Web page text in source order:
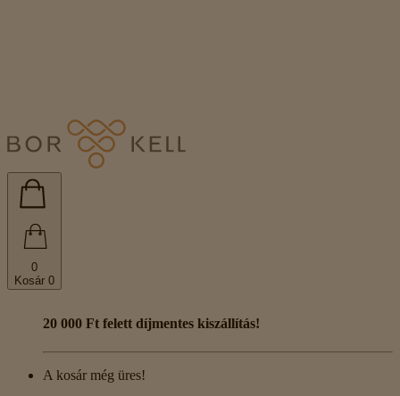
0
Kosár 0
20 000 Ft felett díjmentes kiszállítás!
A kosár még üres!